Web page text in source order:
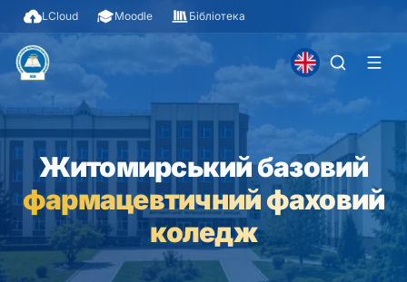
LCloud Moodle Бібліотека
Житомирський базовий
фармацевтичний фаховий
коледж